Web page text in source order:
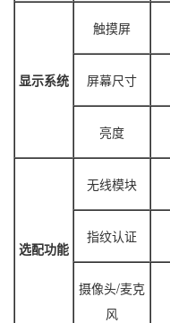
显示系统
触摸屏
屏幕尺寸
亮度
选配功能
无线模块
指纹认证
摄像头/麦克
风